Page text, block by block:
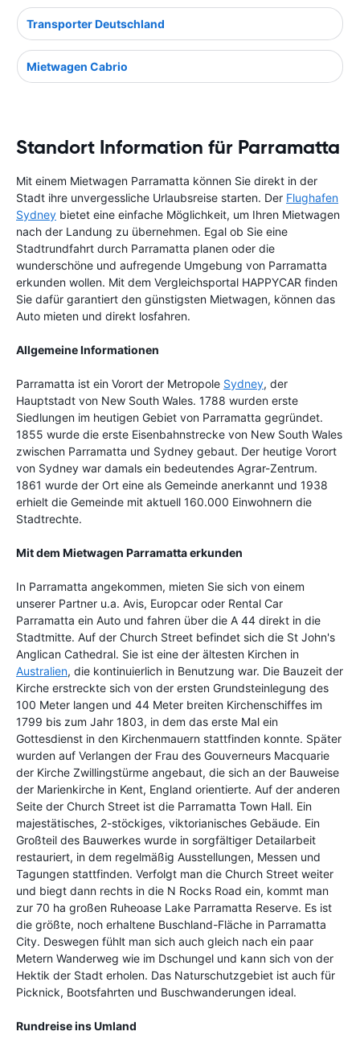
Transporter Deutschland
Mietwagen Cabrio
Standort Information für Parramatta
Mit einem Mietwagen Parramatta können Sie direkt in der
Stadt ihre unvergessliche Urlaubsreise starten. Der Flughafen
Sydney bietet eine einfache Möglichkeit, um Ihren Mietwagen
nach der Landung zu übernehmen. Egal ob Sie eine
Stadtrundfahrt durch Parramatta planen oder die
wunderschöne und aufregende Umgebung von Parramatta
erkunden wollen. Mit dem Vergleichsportal HAPPYCAR finden
Sie dafür garantiert den günstigsten Mietwagen, können das
Auto mieten und direkt losfahren.
Allgemeine Informationen
Parramatta ist ein Vorort der Metropole Sydney, der
Hauptstadt von New South Wales. 1788 wurden erste
Siedlungen im heutigen Gebiet von Parramatta gegründet.
1855 wurde die erste Eisenbahnstrecke von New South Wales
zwischen Parramatta und Sydney gebaut. Der heutige Vorort
von Sydney war damals ein bedeutendes Agrar-Zentrum.
1861 wurde der Ort eine als Gemeinde anerkannt und 1938
erhielt die Gemeinde mit aktuell 160.000 Einwohnern die
Stadtrechte.
Mit dem Mietwagen Parramatta erkunden
In Parramatta angekommen, mieten Sie sich von einem
unserer Partner u.a. Avis, Europcar oder Rental Car
Parramatta ein Auto und fahren über die A 44 direkt in die
Stadtmitte. Auf der Church Street befindet sich die St John's
Anglican Cathedral. Sie ist eine der ältesten Kirchen in
Australien, die kontinuierlich in Benutzung war. Die Bauzeit der
Kirche erstreckte sich von der ersten Grundsteinlegung des
100 Meter langen und 44 Meter breiten Kirchenschiffes im
1799 bis zum Jahr 1803, in dem das erste Mal ein
Gottesdienst in den Kirchenmauern stattfinden konnte. Später
wurden auf Verlangen der Frau des Gouverneurs Macquarie
der Kirche Zwillingstürme angebaut, die sich an der Bauweise
der Marienkirche in Kent, England orientierte. Auf der anderen
Seite der Church Street ist die Parramatta Town Hall. Ein
majestätisches, 2-stöckiges, viktorianisches Gebäude. Ein
Großteil des Bauwerkes wurde in sorgfältiger Detailarbeit
restauriert, in dem regelmäßig Ausstellungen, Messen und
Tagungen stattfinden. Verfolgt man die Church Street weiter
und biegt dann rechts in die N Rocks Road ein, kommt man
zur 70 ha großen Ruheoase Lake Parramatta Reserve. Es ist
die größte, noch erhaltene Buschland-Fläche in Parramatta
City. Deswegen fühlt man sich auch gleich nach ein paar
Metern Wanderweg wie im Dschungel und kann sich von der
Hektik der Stadt erholen. Das Naturschutzgebiet ist auch für
Picknick, Bootsfahrten und Buschwanderungen ideal.
Rundreise ins Umland